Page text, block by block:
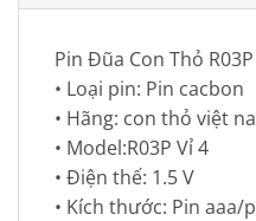
Pin Đũa Con Thỏ
• Loại pin: Pin cacbon
• Hãng: con thỏ việt
• Model:R03P Vỉ 4
• Điện thế: 1.5 V
• Kích thước: Pin